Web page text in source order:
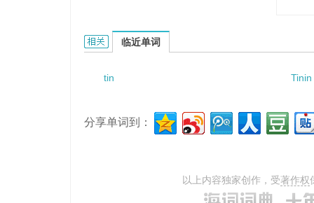
Tindberg的相关资料：
临近单词
tin Tinin
分享单词到：
以上内容独家创作，受著作权